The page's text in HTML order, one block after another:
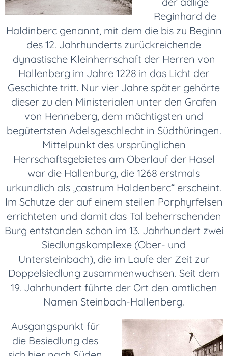
Reginhard de
Haldinberc genannt, mit dem die bis zu Beginn
des 12. Jahrhunderts zurückreichende
dynastische Kleinherrschaft der Herren von
Hallenberg im Jahre 1228 in das Licht der
Geschichte tritt. Nur vier Jahre später gehörte
dieser zu den Ministerialen unter den Grafen
von Henneberg, dem mächtigsten und
begütertsten Adelsgeschlecht in Südthüringen.
Mittelpunkt des ursprünglichen
Herrschaftsgebietes am Oberlauf der Hasel
war die Hallenburg, die 1268 erstmals
urkundlich als „castrum Haldenberc“ erscheint.
Im Schutze der auf einem steilen Porphyrfelsen
errichteten und damit das Tal beherrschenden
Burg entstanden schon im 13. Jahrhundert zwei
Siedlungskomplexe (Ober- und
Untersteinbach), die im Laufe der Zeit zur
Doppelsiedlung zusammenwuchsen. Seit dem
19. Jahrhundert führte der Ort den amtlichen
Namen Steinbach-Hallenberg.
Ausgangspunkt für
die Besiedlung des